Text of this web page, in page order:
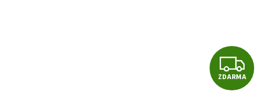
Z
D
ZDARMA